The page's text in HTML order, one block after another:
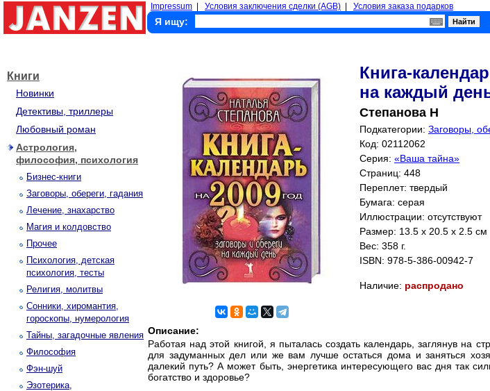
Impressum Условия заключения сделки (AGB) Условия заказа подарков
Я ищу:
Книги
Новинки
Детективы, триллеры
Любовный роман
Астрология,
философия, психология
Бизнес-книги
Заговоры, обереги, гадания
Лечение, знахарство
Магия и колдовство
Прочее
Психология, детская
психология, тесты
Религия, молитвы
Сонники, хиромантия,
гороскопы, нумерология
Тайны, загадочные явления
Философия
Фэн-шуй
Эзотерика,
Книга-
на каждый
Степанова Н
Подкатегории: Заговоры,
Код: 02112062
Серия: «Ваша тайна»
Страниц: 448
Переплет: твердый
Бумага: серая
Иллюстрации: отсутствуют
Размер: 13.5 x 20.5 x 2.5 см
Вес: 358 г.
ISBN: 978-5-386-00942-7
Наличие: распродано
Описание:
Работая над этой книгой, я пыталась создать календарь, заглянув на
для задуманных дел или же вам лучше остаться дома и заняться
далекий путь? А может быть, энергетика интересующего вас дня так
богатство и здоровье?